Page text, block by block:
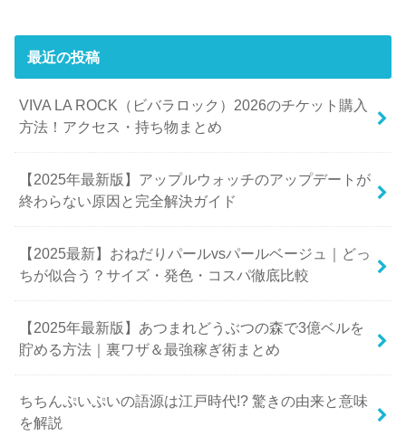
最近の投稿
VIVA LA ROCK（ビバラロック）2026のチケット購入
方法！アクセス・持ち物まとめ
【2025年最新版】アップルウォッチのアップデートが
終わらない原因と完全解決ガイド
【2025最新】おねだりパールvsパールベージュ｜どっ
ちが似合う？サイズ・発色・コスパ徹底比較
【2025年最新版】あつまれどうぶつの森で3億ベルを
貯める方法｜裏ワザ＆最強稼ぎ術まとめ
ちちんぷいぷいの語源は江戸時代!? 驚きの由来と意味
を解説